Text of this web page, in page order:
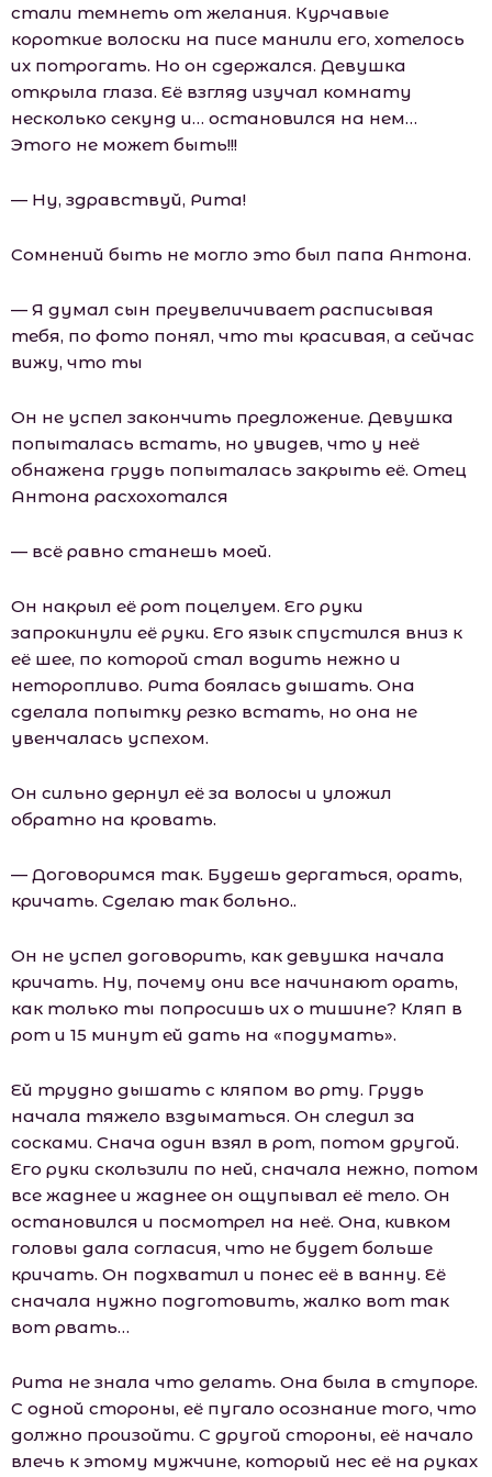
стали темнеть от желания. Курчавые
короткие волоски на писе манили его, хотелось
их потрогать. Но он сдержался. Девушка
открыла глаза. Её взгляд изучал комнату
несколько секунд и… остановился на нем…
Этого не может быть!!!
— Ну, здравствуй, Рита!
Сомнений быть не могло это был папа Антона.
— Я думал сын преувеличивает расписывая
тебя, по фото понял, что ты красивая, а сейчас
вижу, что ты
Он не успел закончить предложение. Девушка
попыталась встать, но увидев, что у неё
обнажена грудь попыталась закрыть её. Отец
Антона расхохотался
— всё равно станешь моей.
Он накрыл её рот поцелуем. Его руки
запрокинули её руки. Его язык спустился вниз к
её шее, по которой стал водить нежно и
неторопливо. Рита боялась дышать. Она
сделала попытку резко встать, но она не
увенчалась успехом.
Он сильно дернул её за волосы и уложил
обратно на кровать.
— Договоримся так. Будешь дергаться, орать,
кричать. Сделаю так больно..
Он не успел договорить, как девушка начала
кричать. Ну, почему они все начинают орать,
как только ты попросишь их о тишине? Кляп в
рот и 15 минут ей дать на «подумать».
Ей трудно дышать с кляпом во рту. Грудь
начала тяжело вздыматься. Он следил за
сосками. Снача один взял в рот, потом другой.
Его руки скользили по ней, сначала нежно, потом
все жаднее и жаднее он ощупывал её тело. Он
остановился и посмотрел на неё. Она, кивком
головы дала согласия, что не будет больше
кричать. Он подхватил и понес её в ванну. Её
сначала нужно подготовить, жалко вот так
вот рвать…
Рита не знала что делать. Она была в ступоре.
С одной стороны, её пугало осознание того, что
должно произойти. С другой стороны, её начало
влечь к этому мужчине, который нес её на руках